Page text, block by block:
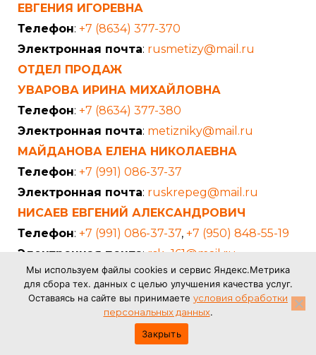
ЕВГЕНИЯ ИГОРЕВНА
Телефон: +7 (8634) 377-370
Электронная почта: rusmetizy@mail.ru
ОТДЕЛ ПРОДАЖ
УВАРОВА ИРИНА МИХАЙЛОВНА
Телефон: +7 (8634) 377-380
Электронная почта: metizniky@mail.ru
МАЙДАНОВА ЕЛЕНА НИКОЛАЕВНА
Телефон: +7 (991) 086-37-37
Электронная почта: ruskrepeg@mail.ru
НИСАЕВ ЕВГЕНИЙ АЛЕКСАНДРОВИЧ
Телефон: +7 (991) 086-37-37, +7 (950) 848-55-19
Электронная почта: rsk_161@mail.ru
БУХГАЛТЕРИЯ
Телефон :+7 (8634) 43-14-82
Мы используем файлы cookies и сервис Яндекс.Метрика
для сбора тех. данных с целью улучшения качества услуг.
Оставаясь на сайте вы принимаете условия обработки
персональных данных.
Закрыть